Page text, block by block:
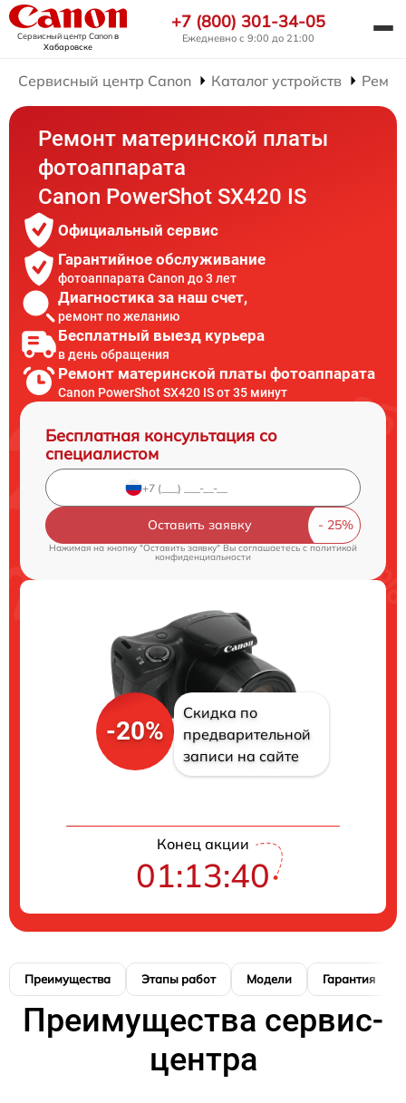
Сервисный центр Canonв
Хабаровске
+7 (800) 301-34-05
Ежедневно с 9:00 до 21:00
Сервисный центр Canon Каталог устройств
Ремонт материнской платы
фотоаппарата
Canon PowerShot SX420 IS
Официальный сервис
Гарантийное обслуживание
фотоаппарата Canon до 3 лет
Диагностика за наш счет,
ремонт по желанию
Бесплатный выезд курьера
в день обращения
Ремонт материнской платы фотоаппарата
Canon PowerShot SX420 IS от 35 минут
Бесплатная консультация со
специалистом
Оставить заявку
Нажимая на кнопку "Оставить заявку" Вы соглашаетесь cполитикой
конфиденциальности
-20%
Скидка по
предварительной
записи на сайте
Конец акции
01:13:40
Преимущества Этапы работ Модели Гарантия
Преимущества сервис-
центра